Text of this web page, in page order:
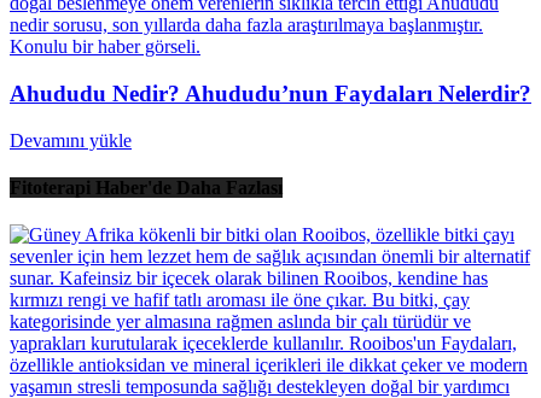
Ahududu Nedir? Ahududu’nun Faydaları Nelerdir?
Devamını yükle
Fitoterapi Haber'de Daha Fazlası